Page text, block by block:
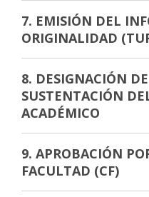
7. EMISIÓN DEL
ORIGINALIDAD
8. DESIGNACIÓN
SUSTENTACIÓN
ACADÉMICO
9. APROBACIÓN
FACULTAD (CF)